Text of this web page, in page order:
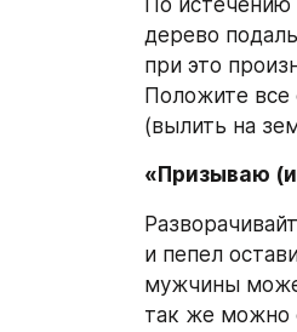
По истечению
дерево
при это
Положите все
(вылить на
«Призываю
и пепел
мужчины
так же можно